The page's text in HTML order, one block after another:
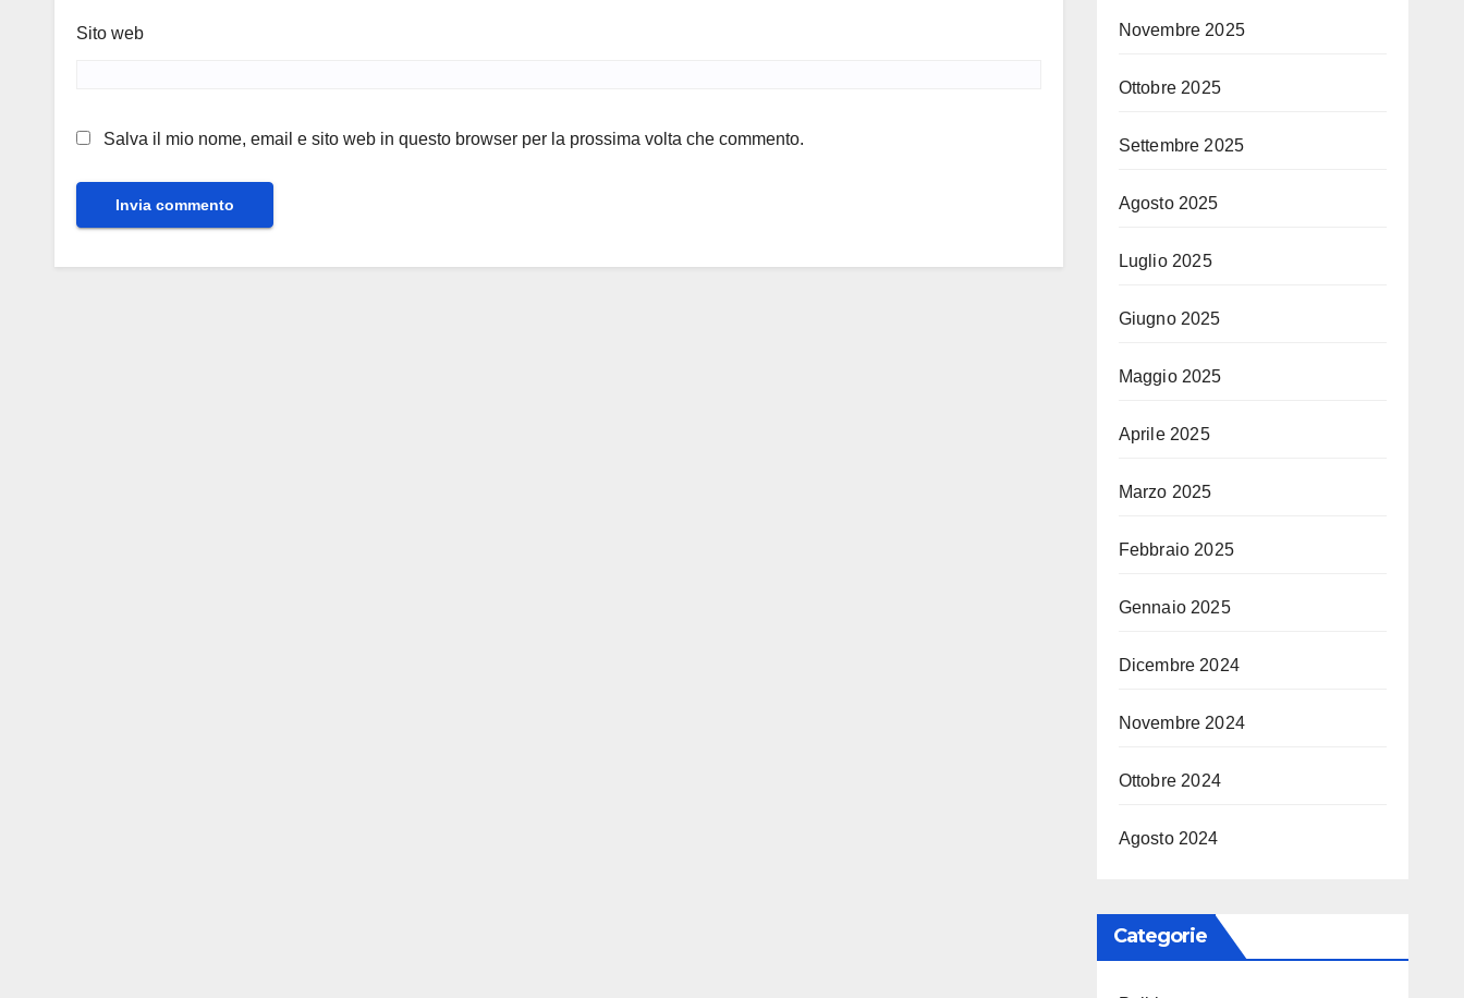
Sito web
Salva il mio nome, email e sito web in questo browser per la prossima volta che commento.
Novembre 2025
Ottobre 2025
Settembre 2025
Agosto 2025
Luglio 2025
Giugno 2025
Maggio 2025
Aprile 2025
Marzo 2025
Febbraio 2025
Gennaio 2025
Dicembre 2024
Novembre 2024
Ottobre 2024
Agosto 2024
Categorie